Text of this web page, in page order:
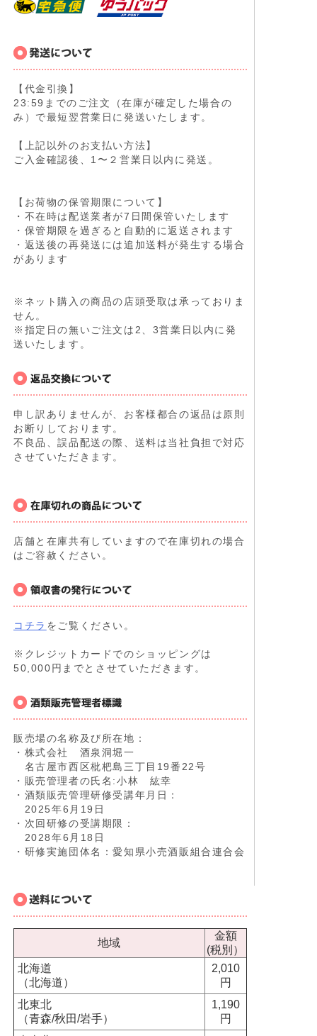
【代金引換】
23:59までのご注文（在庫が確定した場合の
み）で最短翌営業日に発送いたします。
【上記以外のお支払い方法】
ご入金確認後、1〜２営業日以内に発送。
【お荷物の保管期限について】
・不在時は配送業者が7日間保管いたします
・保管期限を過ぎると自動的に返送されます
・返送後の再発送には追加送料が発生する場合
があります
※ネット購入の商品の店頭受取は承っておりま
せん。
※指定日の無いご注文は2、3営業日以内に発
送いたします。
申し訳ありませんが、お客様都合の返品は原則
お断りしております。
不良品、誤品配送の際、送料は当社負担で対応
させていただきます。
店舗と在庫共有していますので在庫切れの場合
はご容赦ください。
コチラ をご覧ください。
※クレジットカードでのショッピングは
50,000円までとさせていただきます。
販売場の名称及び所在地：
・株式会社 酒泉洞堀一
名古屋市西区枇杷島三丁目19番22号
・販売管理者の氏名:小林 紘幸
・酒類販売管理研修受講年月日：
2025年6月19日
・次回研修の受講期限：
2028年6月18日
・研修実施団体名：愛知県小売酒販組合連合会
地域
金額
(税別）
北海道
（北海道）
2,010
円
北東北
（青森/秋田/岩手）
1,190
円